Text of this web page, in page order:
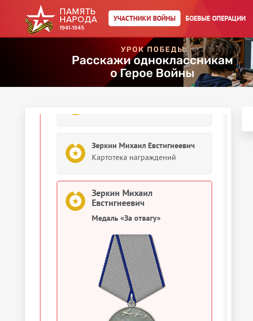
УЧАСТНИКИ ВОЙНЫ БОЕВЫЕ ОПЕРАЦИИ
Списки призыва и
демобилизации
Документы о награждении
Зеркин Михаил Евстигнеевич
Картотека награждений
Зеркин Михаил
Евстигнеевич
Медаль «За отвагу»